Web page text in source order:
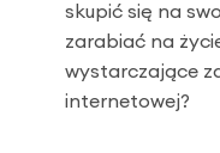
skupić się na
zarabiać na
wystarczające
internetowej?